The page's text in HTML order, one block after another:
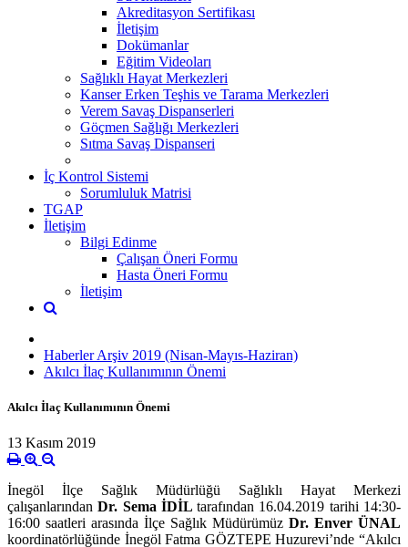
Akreditasyon Sertifikası
İletişim
Dokümanlar
Eğitim Videoları
Sağlıklı Hayat Merkezleri
Kanser Erken Teşhis ve Tarama Merkezleri
Verem Savaş Dispanserleri
Göçmen Sağlığı Merkezleri
Sıtma Savaş Dispanseri
İç Kontrol Sistemi
Sorumluluk Matrisi
TGAP
İletişim
Bilgi Edinme
Çalışan Öneri Formu
Hasta Öneri Formu
İletişim
Haberler Arşiv 2019 (Nisan-Mayıs-Haziran)
Akılcı İlaç Kullanımının Önemi
Akılcı İlaç Kullanımının Önemi
13 Kasım 2019
İnegöl İlçe Sağlık Müdürlüğü Sağlıklı Hayat Merkezi
çalışanlarındanDr. Sema İDİLtarafından 16.04.2019 tarihi 14:30-
16:00 saatleri arasında İlçe Sağlık Müdürümüz Dr. Enver ÜNAL
koordinatörlüğünde İnegöl Fatma GÖZTEPE Huzurevi’nde “Akılcı